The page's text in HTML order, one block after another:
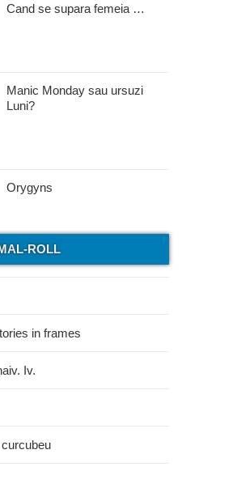
Cand se supara femeia …
Manic Monday sau ursuzi
Luni?
Orygyns
ROLL
in frames
Iv.